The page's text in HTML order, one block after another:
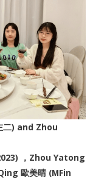
二) and Zhou
，Zhou Yatong
歐美晴 (MFin